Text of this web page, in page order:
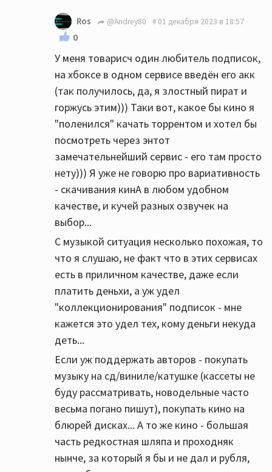
Ros @Andrey80 01 декабря 2023 в 18:57
0
У меня товарисч один любитель подписок,
на хбоксе в одном сервисе введён его акк
(так получилось, да, я злостный пират и
горжусь этим))) Таки вот, какое бы кино я
"поленился" качать торрентом и хотел бы
посмотреть через энтот
замечательнейший сервис - его там просто
нету))) Я уже не говорю про вариативность
- скачивания кинА в любом удобном
качестве, и кучей разных озвучек на
выбор...
С музыкой ситуация несколько похожая, то
что я слушаю, не факт что в этих сервисах
есть в приличном качестве, даже если
платить деньхи, а уж удел
"коллекционирования" подписок - мне
кажется это удел тех, кому деньги некуда
деть...
Если уж поддержать авторов - покупать
музыку на сд/виниле/катушке (кассеты не
буду рассматривать, новодельные часто
весьма погано пишут), покупать кино на
блюрей дисках... А то же кино - большая
часть редкостная шляпа и проходняк
нынче, за который я бы и не дал и рубля,